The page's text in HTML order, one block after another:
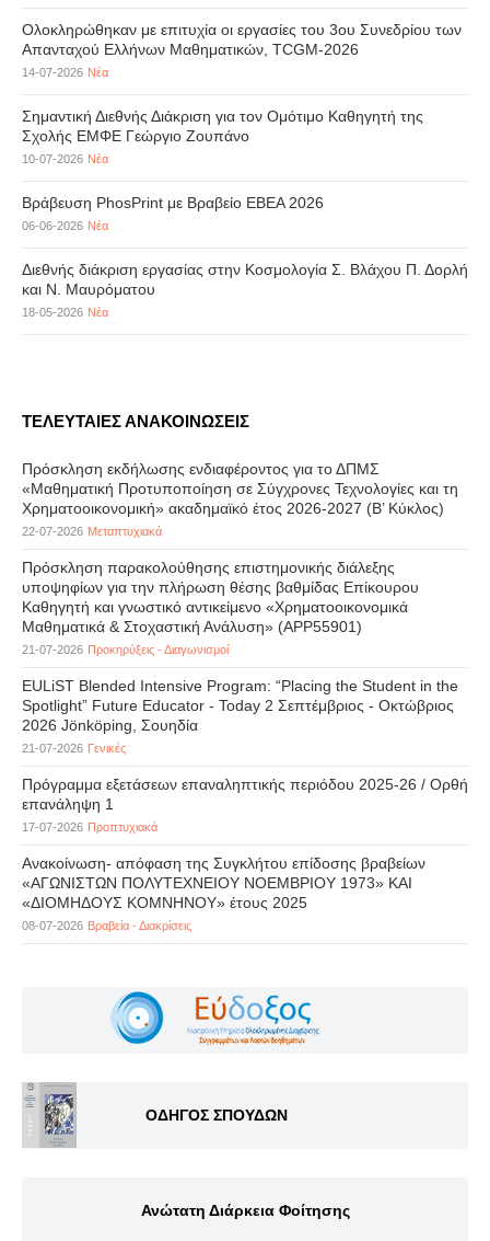
Ολοκληρώθηκαν με επιτυχία οι εργασίες του 3ου Συνεδρίου των
Απανταχού Ελλήνων Μαθηματικών, TCGM-2026
14-07-2026 Νέα
Σημαντική Διεθνής Διάκριση για τον Ομότιμο Καθηγητή της
Σχολής ΕΜΦΕ Γεώργιο Ζουπάνο
10-07-2026 Νέα
Βράβευση PhosPrint με Βραβείο ΕΒΕΑ 2026
06-06-2026 Νέα
Διεθνής διάκριση εργασίας στην Κοσμολογία Σ. Βλάχου Π. Δορλή
και Ν. Μαυρόματου
18-05-2026 Νέα
ΤΕΛΕΥΤΑΙΕΣ ΑΝΑΚΟΙΝΩΣΕΙΣ
Πρόσκληση εκδήλωσης ενδιαφέροντος για το ΔΠΜΣ
«Μαθηματική Προτυποποίηση σε Σύγχρονες Τεχνολογίες και τη
Χρηματοοικονομική» ακαδημαϊκό έτος 2026-2027 (B’ Kύκλος)
22-07-2026 Μεταπτυχιακά
Πρόσκληση παρακολούθησης επιστημονικής διάλεξης
υποψηφίων για την πλήρωση θέσης βαθμίδας Επίκουρου
Καθηγητή και γνωστικό αντικείμενο «Χρηματοοικονομικά
Μαθηματικά & Στοχαστική Ανάλυση» (APP55901)
21-07-2026 Προκηρύξεις - Διαγωνισμοί
EULiST Blended Intensive Program: “Placing the Student in the
Spotlight” Future Educator - Today 2 Σεπτέμβριος - Οκτώβριος
2026 Jönköping, Σουηδία
21-07-2026 Γενικές
Πρόγραμμα εξετάσεων επαναληπτικής περιόδου 2025-26 / Ορθή
επανάληψη 1
17-07-2026 Προπτυχιακά
Ανακοίνωση- απόφαση της Συγκλήτου επίδοσης βραβείων
«ΑΓΩΝΙΣΤΩΝ ΠΟΛΥΤΕΧΝΕΙΟΥ ΝΟΕΜΒΡΙΟΥ 1973» ΚΑΙ
«ΔΙΟΜΗΔΟΥΣ ΚΟΜΝΗΝΟΥ» έτους 2025
08-07-2026 Βραβεία - Διακρίσεις
ΟΔΗΓΟΣ ΣΠΟΥΔΩΝ
Ανώτατη Διάρκεια Φοίτησης